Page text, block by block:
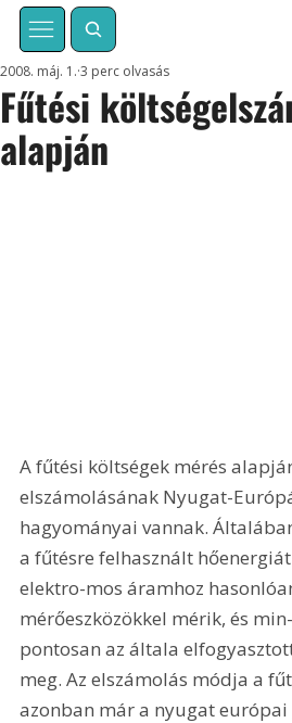
Fűtési
alapján
2008. máj. 1. 3 perc olvasás
A fűtési költségek mérés
elszámolásának Nyugat-
hagyományai vannak.
a fűtésre felhasznált
elektro-mos áramhoz
mérőeszközökkel mérik, és
pontosan az általa
meg. Az elszámolás módja a
azonban már a nyugat